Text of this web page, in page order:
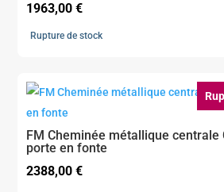
1963,00€
Rupture de stock
FM Cheminée métallique centrale
porte en fonte
2388,00€